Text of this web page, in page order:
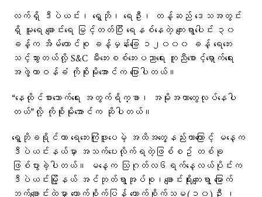
လက်ရှိ ဒီပဲယင်း၊ ရွှေဘို၊ ရေဦး၊ တန့်ဆည် ဒေသအတွင်း
ရှိ မူးရေ ချောင်းရေ မြင့်တတ်ပြီး ရေနစ်နေတဲ့ ကျေးရွာပေါင်း ၃၀
ခန့်က အိမ်ထောင်စု ခန့်မှန်းခြေ ၁၂၀၀၀ ခန့် ရေဘေး
သင့်သွားတယ်လို့ S&C မီးဘေးစစ်ဘေးပညာရေး ကူညီစောင့်ရှောက်ရေး
အဖွဲ့တာဝန်ခံ ကိုစိုးမိုးအောင်က ပြောပါတယ်။
“နေထိုင်စားသောက်ရေး အတွက်ရိက္ခာ၊ အမိုးအကာတွေလုပ်နေပါ
တယ်”လို့ ကိုစိုးမိုးအောင်က ဆိုပါတယ်။
ရွှေဘိုခရိုင်ဟာ ရေဘေးကြုံဖူးပေမဲ့ အထိအတွေ့နည်းတာကြောင့် မနေ့က
ဒီပဲယင်းနယ်မှာ အသက်ပေးလိုက်ရတဲ့ဖြစ်စဥ် တစ်ခု
ဖြစ်ပွားခဲ့ပါတယ်။ မနေ့က သြဂုတ်လ၆ရက်နေ့လယ်ပိုင်းက
ဒီပဲယင်းမြို့နယ် အင်ဘုတ်ရွာအုပ်စု၊ချောင်းရိုးကျေးရွာ မြောက်